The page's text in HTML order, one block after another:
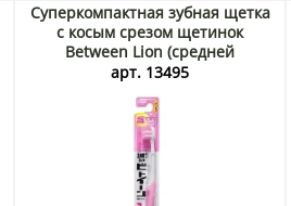
Суперкомпактная зубная щетка
с косым срезом щетинок
Between Lion (средней
жесткости), Япония
арт. 13495